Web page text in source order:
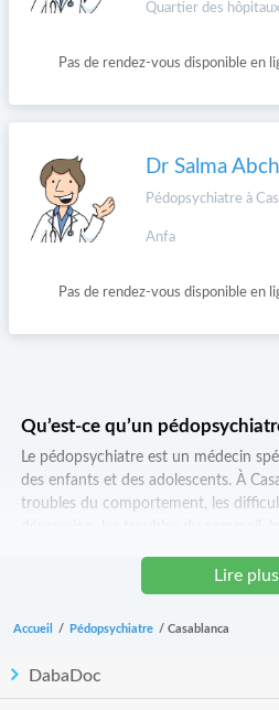
Quartier des hôpitaux
Pas de rendez-vous disponible en
Dr Salma
Pédopsychiatre à
Anfa
Pas de rendez-vous disponible en
Qu’est-ce qu’un
Le pédopsychiatre est un médecin
des enfants et des adolescents. À
troubles du comportement, les
psychique et émotionnel des jeunes
adapté à chaque âge et situation.
Quand consulter un
Il est recommandé de consulter un
Lire plus
Accueil / Pédopsychiatre / Casablanca
DabaDoc